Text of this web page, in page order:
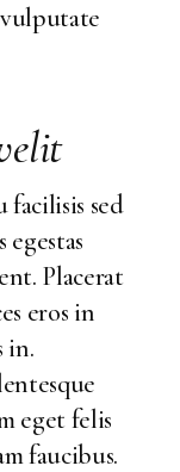
facilisis sed
Placerat
eros in
in.
eget felis
faucibus.